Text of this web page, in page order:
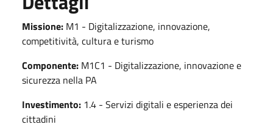
Missione: M1 - Digitalizzazione, innovazione,
competitività, cultura e turismo
Componente: M1C1 - Digitalizzazione, innovazione e
sicurezza nella PA
Investimento: 1.4 - Servizi digitali e esperienza dei
cittadini